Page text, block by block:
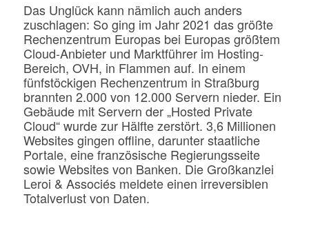
Das Unglück kann nämlich auch anders
zuschlagen: So ging im Jahr 2021 das größte
Rechenzentrum Europas bei Europas größtem
Cloud-Anbieter und Marktführer im Hosting-
Bereich, OVH, in Flammen auf. In einem
fünfstöckigen Rechenzentrum in Straßburg
brannten 2.000 von 12.000 Servern nieder. Ein
Gebäude mit Servern der „Hosted Private
Cloud“ wurde zur Hälfte zerstört. 3,6 Millionen
Websites gingen offline, darunter staatliche
Portale, eine französische Regierungsseite
sowie Websites von Banken. Die Großkanzlei
Leroi & Associés meldete einen irreversiblen
Totalverlust von Daten.